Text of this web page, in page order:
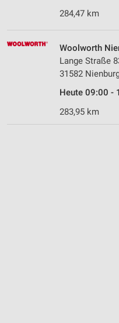
284,47 km
Woolworth
Lange Straße
31582
Heute 09:00 -
283,95 km